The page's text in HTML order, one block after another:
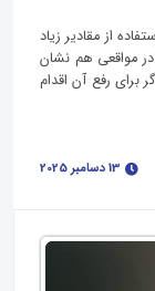
از مقادیر زیاد
مواقعی هم نشان
برای رفع آن اقدام